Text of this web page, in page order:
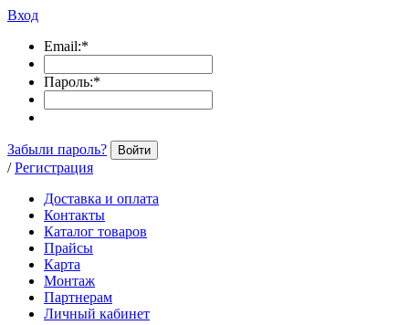
Вход
Email:*
Пароль:*
Забыли пароль? Войти
/ Регистрация
Доставка и оплата
Контакты
Каталог товаров
Прайсы
Карта
Монтаж
Партнерам
Личный кабинет